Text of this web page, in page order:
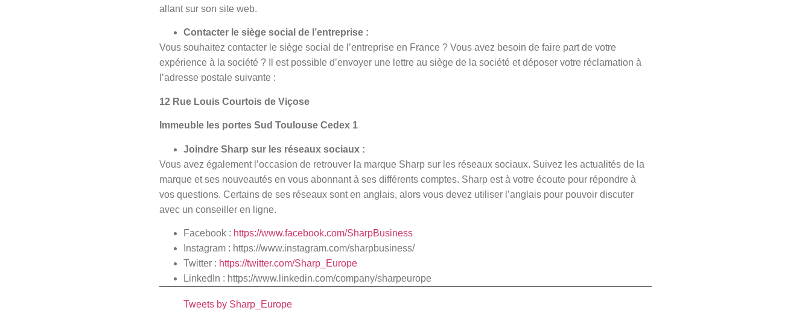
allant sur son site web.
Contacter le siège social de l’entreprise :
Vous souhaitez contacter le siège social de l’entreprise en France ? Vous avez besoin de faire part de votre
expérience à la société ? Il est possible d’envoyer une lettre au siège de la société et déposer votre réclamation à
l’adresse postale suivante :
12 Rue Louis Courtois de Viçose
Immeuble les portes Sud Toulouse Cedex 1
Joindre Sharp sur les réseaux sociaux :
Vous avez également l’occasion de retrouver la marque Sharp sur les réseaux sociaux. Suivez les actualités de la
marque et ses nouveautés en vous abonnant à ses différents comptes. Sharp est à votre écoute pour répondre à
vos questions. Certains de ses réseaux sont en anglais, alors vous devez utiliser l’anglais pour pouvoir discuter
avec un conseiller en ligne.
Facebook : https://www.facebook.com/SharpBusiness
Instagram : https://www.instagram.com/sharpbusiness/
Twitter : https://twitter.com/Sharp_Europe
LinkedIn : https://www.linkedin.com/company/sharpeurope
Tweets by Sharp_Europe